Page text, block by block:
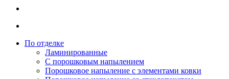
По отделке
Ламинированные
С порошковым напылением
Порошковое напыление с элементами ковки